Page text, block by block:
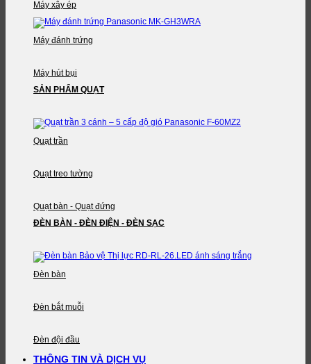
Máy xây ép
Máy đánh trứng
Máy hút bụi
SẢN PHẨM QUẠT
Quạt trần
Quạt treo tường
Quạt bàn - Quạt đứng
ĐÈN BÀN - ĐÈN ĐIỆN - ĐÈN SẠC
Đèn bàn
Đèn bắt muỗi
Đèn đội đầu
THÔNG TIN VÀ DỊCH VỤ